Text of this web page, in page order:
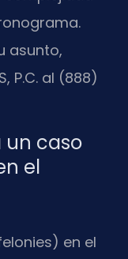
asunto,
P.C. al (888)
caso
el
en el